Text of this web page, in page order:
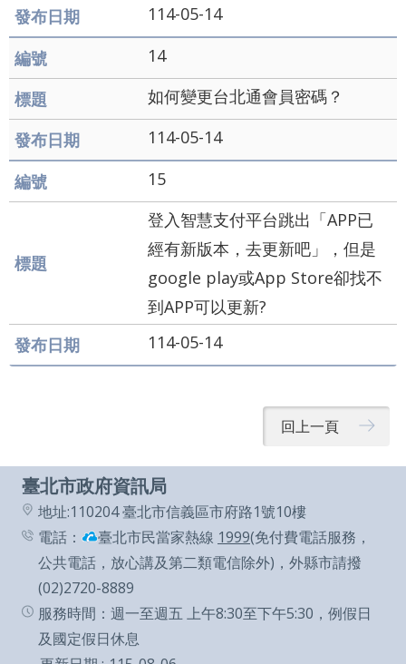
114-05-14
14
如何變更台北通會員密碼？
114-05-14
15
登入智慧支付平台跳出「APP已
經有新版本，去更新吧」，但是
google play或App Store卻找不
到APP可以更新?
114-05-14
回上一頁
臺北市政府資訊局
地址:110204 臺北市信義區市府路1號10樓
電話：
臺北市民當家熱線 1999(免付費電話服務，
公共電話，放心講及第二類電信除外)，外縣市請撥
(02)2720-8889
服務時間：週一至週五 上午8:30至下午5:30，例假日
及國定假日休息